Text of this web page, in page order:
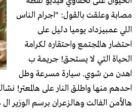
مصابة وعلقت بالقول: "اجرام الناس
اللي عمبيزداد يوميا دليل على
احتضار هالمجتمع واحتقاره لكرامة
الحياة التي لا يستحق! جريمة ب
اهدن من شوي. سيارة مسرعة وطل
احدهم منها واطلق النار على هالمعتر!
هالأمن الفالت وهالزعران برسم الوزير ال